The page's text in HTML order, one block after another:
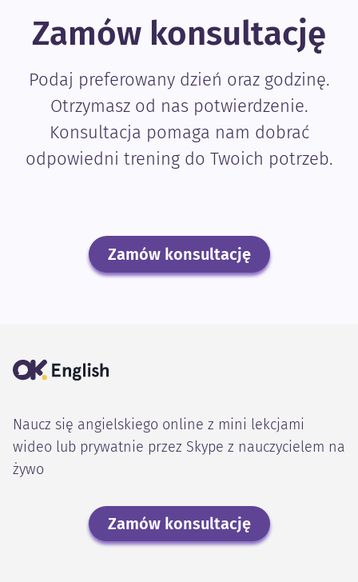
Zamów konsultację
Podaj preferowany dzień oraz godzinę.
Otrzymasz od nas potwierdzenie.
Konsultacja pomaga nam dobrać
odpowiedni trening do Twoich potrzeb.
Zamów konsultację
Naucz się angielskiego online z mini lekcjami
wideo lub prywatnie przez Skype z nauczycielem na
żywo
Zamów konsultację